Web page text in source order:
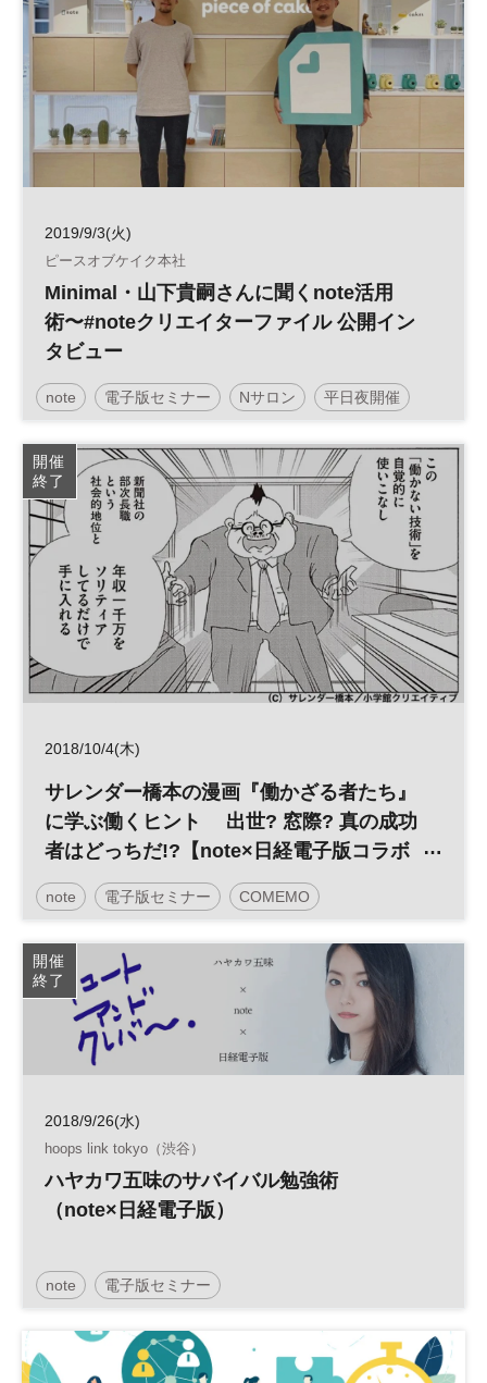
2019/9/3(火)
ピースオブケイク本社
Minimal・山下貴嗣さんに聞くnote活用
術〜#noteクリエイターファイル 公開イン
タビュー
note 電子版セミナー Nサロン 平日夜開催
開催
終了
2018/10/4(木)
サレンダー橋本の漫画『働かざる者たち』
に学ぶ働くヒント 出世? 窓際? 真の成功
者はどっちだ!?【note×日経電子版コラボ
イベント】
note 電子版セミナー COMEMO
開催
終了
2018/9/26(水)
hoops link tokyo（渋谷）
ハヤカワ五味のサバイバル勉強術
（note×日経電子版）
note 電子版セミナー